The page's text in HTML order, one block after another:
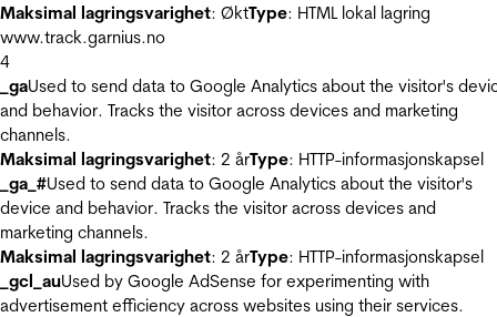
Maksimal lagringsvarighet: ØktType: HTML lokal lagring
www.track.garnius.no
4
_gaUsed to send data to Google Analytics about the visitor's
and behavior. Tracks the visitor across devices and marketing
channels.
Maksimal lagringsvarighet: 2 årType: HTTP-informasjonskapsel
_ga_#Used to send data to Google Analytics about the visitor's
device and behavior. Tracks the visitor across devices and
marketing channels.
Maksimal lagringsvarighet: 2 årType: HTTP-informasjonskapsel
_gcl_auUsed by Google AdSense for experimenting with
advertisement efficiency across websites using their services.